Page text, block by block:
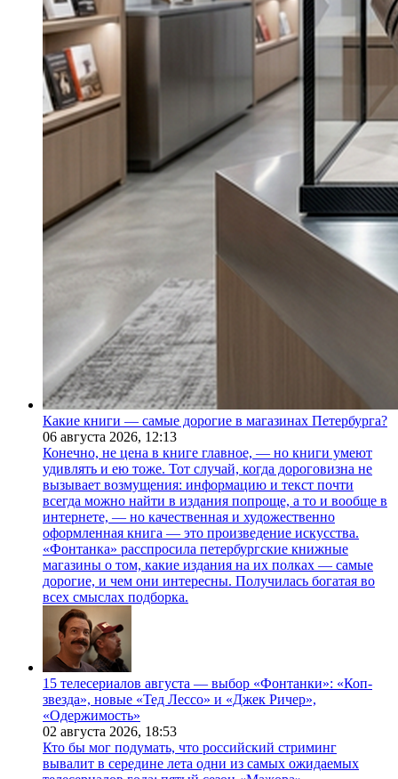
Какие книги — самые дорогие в магазинах Петербурга?
06 августа 2026, 12:13
Конечно, не цена в книге главное, — но книги умеют
удивлять и ею тоже. Тот случай, когда дороговизна не
вызывает возмущения: информацию и текст почти
всегда можно найти в издания попроще, а то и вообще в
интернете, — но качественная и художественно
оформленная книга — это произведение искусства.
«Фонтанка» расспросила петербургские книжные
магазины о том, какие издания на их полках — самые
дорогие, и чем они интересны. Получилась богатая во
всех смыслах подборка.
15 телесериалов августа — выбор «Фонтанки»: «Коп-
звезда», новые «Тед Лессо» и «Джек Ричер»,
«Одержимость»
02 августа 2026, 18:53
Кто бы мог подумать, что российский стриминг
вывалит в середине лета одни из самых ожидаемых